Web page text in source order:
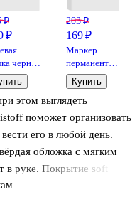
этом выглядеть
поможет организовать
его в любой день.
обложка с мягким
руке. Покрытие soft
акцент, а
₽
₽
черная
203 ₽
169 ₽
Маркер
перманентный
белый 1 мм,
Goodmark
Купить